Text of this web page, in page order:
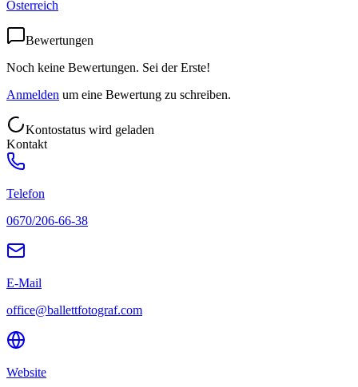
Österreich
Bewertungen
Noch keine Bewertungen. Sei der Erste!
Anmelden um eine Bewertung zu schreiben.
Kontostatus wird geladen
Kontakt
Telefon
0670/206-66-38
E-Mail
office@ballettfotograf.com
Website